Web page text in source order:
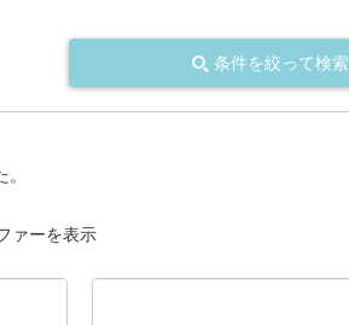
条件を絞って検索
ァーを表示